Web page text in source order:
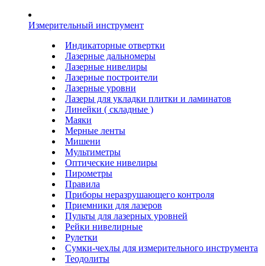
Измерительный инструмент
Индикаторные отвертки
Лазерные дальномеры
Лазерные нивелиры
Лазерные построители
Лазерные уровни
Лазеры для укладки плитки и ламинатов
Линейки ( складные )
Маяки
Мерные ленты
Мишени
Мультиметры
Оптические нивелиры
Пирометры
Правила
Приборы неразрушающего контроля
Приемники для лазеров
Пульты для лазерных уровней
Рейки нивелирные
Рулетки
Сумки-чехлы для измерительного инструмента
Теодолиты